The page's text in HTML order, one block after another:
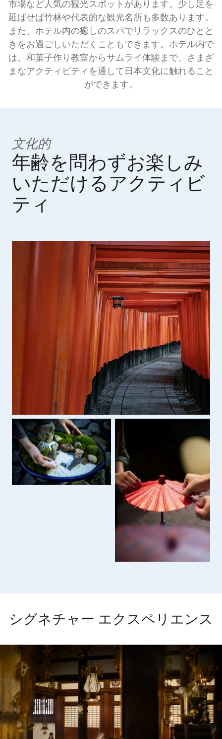
市場など人気の観光スポットがあります。少し足を
延ばせば竹林や代表的な観光名所も多数あります。
また、ホテル内の癒しのスパでリラックスのひとと
きをお過ごしいただくこともできます。ホテル内で
は、和菓子作り教室からサムライ体験まで、さまざ
まなアクティビティを通して日本文化に触れること
ができます。
文化的
年齢を問わずお楽しみ
いただけるアクティビ
ティ
シグネチャー エクスペリエンス